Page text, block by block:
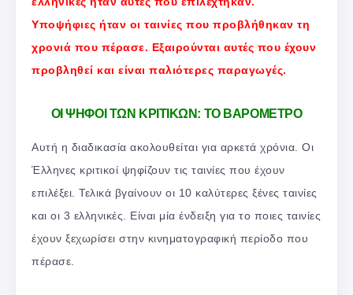
Υποψήφιες ήταν οι ταινίες που προβλήθηκαν τη
χρονιά που πέρασε. Εξαιρούνται αυτές που έχουν
προβληθεί και είναι παλιότερες παραγωγές.
ΟΙ ΨΗΦΟΙ ΤΩΝ ΚΡΙΤΙΚΩΝ: ΤΟ ΒΑΡΟΜΕΤΡΟ
Αυτή η διαδικασία ακολουθείται για αρκετά χρόνια. Οι
Έλληνες κριτικοί ψηφίζουν τις ταινίες που έχουν
επιλέξει. Τελικά βγαίνουν οι 10 καλύτερες ξένες ταινίες
και οι 3 ελληνικές. Είναι μία ένδειξη για το ποιες ταινίες
έχουν ξεχωρίσει στην κινηματογραφική περίοδο που
πέρασε.